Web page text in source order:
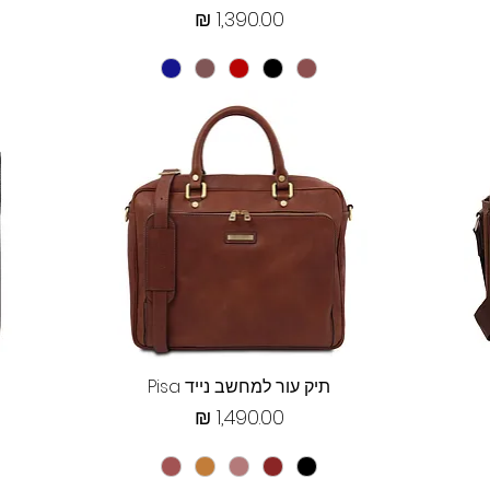
מחיר
תצוגה מהירה
תיק עור למחשב נייד Pisa
מחיר